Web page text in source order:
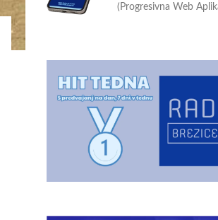
(Progresivna Web